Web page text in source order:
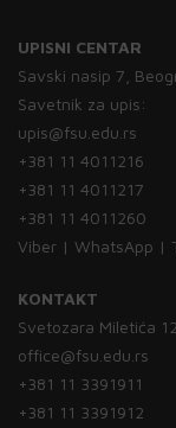
UPISNI CENTAR
Savski nasip 7,
Savetnik za upis:
upis@fsu.edu.rs
+381 11 4011216
+381 11 4011217
+381 11 4011260
Viber | WhatsApp |
KONTAKT
Svetozara Miletića
office@fsu.edu.rs
+381 11 3391911
+381 11 3391912